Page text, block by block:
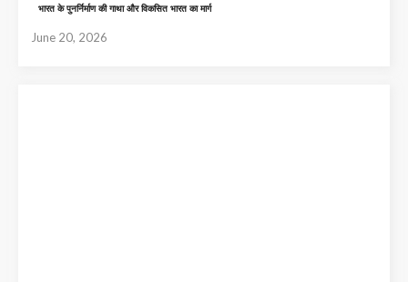
भारत के पुनर्निर्माण की गाथा और विकसित भारत का मार्ग
June 20, 2026